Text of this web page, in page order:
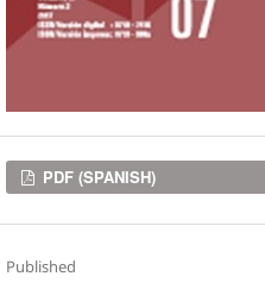
Downloads
PDF (SPANISH)
Published